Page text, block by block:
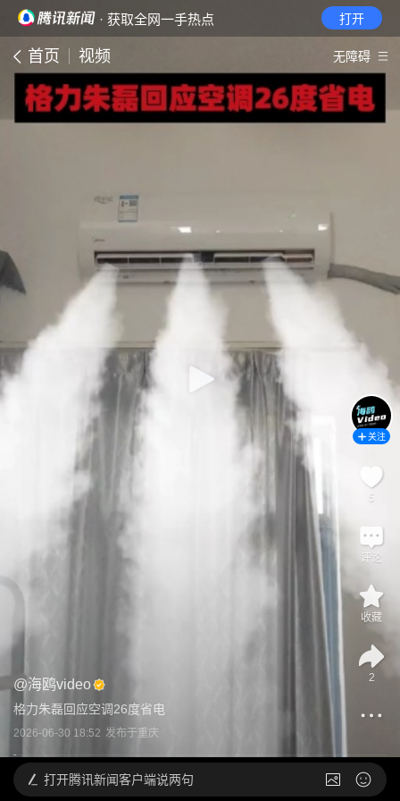
· 获取全网一手热点 打开
首页 视频 无障碍
@海鸥video
格力朱磊回应空调26度省电
2026-06-30 18:52 发布于重庆
关注
5
评论
收藏
2
打开腾讯新闻客户端说两句